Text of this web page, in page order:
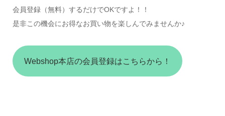
会員登録（無料）するだけでOKですよ！！
是非この機会にお得なお買い物を楽しんでみませんか♪
Webshop本店の会員登録はこちらから！